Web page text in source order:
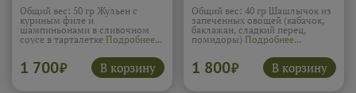
Общий вес: 50 гр Жульен с
куриным филе и
шампиньонами в сливочном
соусе в тарталетке Подробнее...
1 700₽ В корзину
Общий вес: 40 гр Шашлычок из
запеченных овощей (кабачок,
баклажан, сладкий перец,
помидоры) Подробнее...
1 800₽ В корзину